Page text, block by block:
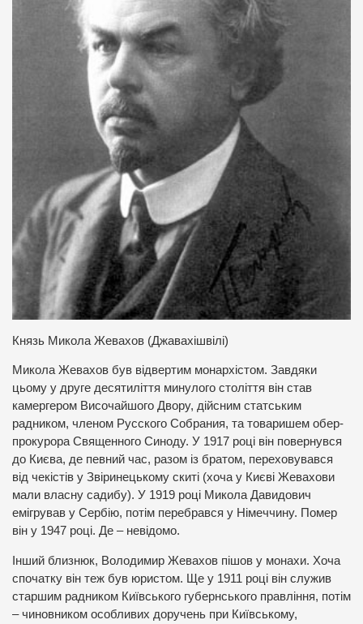
Князь Микола Жевахов (Джавахішвілі)
Микола Жевахов був відвертим монархістом. Завдяки
цьому у друге десятиліття минулого століття він став
камергером Височайшого Двору, дійсним статським
радником, членом Русского Собрания, та товаришем обер-
прокурора Священного Синоду. У 1917 році він повернувся
до Києва, де певний час, разом із братом, переховувався
від чекістів у Звіринецькому скиті (хоча у Києві Жевахови
мали власну садибу). У 1919 році Микола Давидович
емігрував у Сербію, потім перебрався у Німеччину. Помер
він у 1947 році. Де – невідомо.
Інший близнюк, Володимир Жевахов пішов у монахи. Хоча
спочатку він теж був юристом. Ще у 1911 році він служив
старшим радником Київського губернського правління, потім
– чиновником особливих доручень при Київському,